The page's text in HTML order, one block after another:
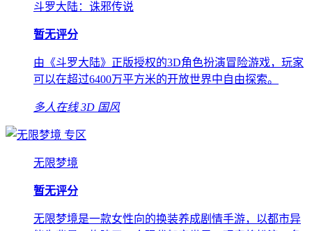
斗罗大陆：诛邪传说
暂无评分
由《斗罗大陆》正版授权的3D角色扮演冒险游戏，玩家
可以在超过6400万平方米的开放世界中自由探索。
多人在线 3D 国风
专区
无限梦境
暂无评分
无限梦境是一款女性向的换装养成剧情手游，以都市异